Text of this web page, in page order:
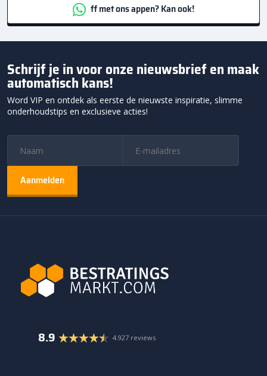
ff met ons appen? Kan ook!
Schrijf je in voor onze nieuwsbrief en maak
automatisch kans!
Word VIP en ontdek als eerste de nieuwste inspiratie, slimme
onderhoudstips en exclusieve acties!
8.9 4.927 reviews